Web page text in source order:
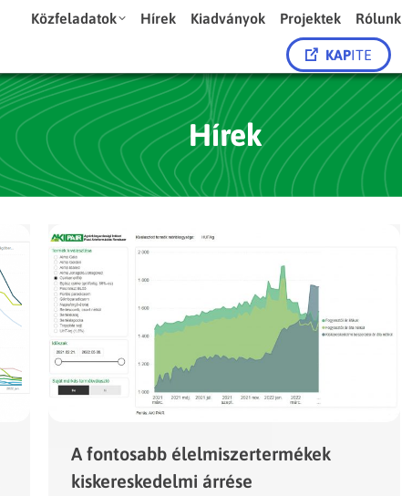
Közfeladatok Hírek Kiadványok Projektek Rólunk
KAPITE
Hírek
A fontosabb élelmiszertermékek
kiskereskedelmi árrése